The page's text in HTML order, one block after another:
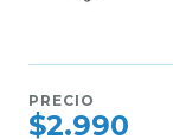
PRECIO
$2.990